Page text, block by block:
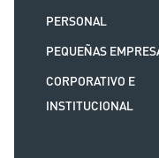
PERSONAL
PEQUEÑAS
CORPORATIVO E
INSTITUCIONAL